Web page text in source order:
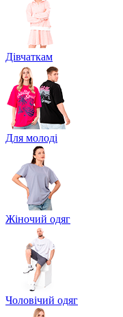
Дівчаткам
Для молоді
Жіночий одяг
Чоловічий одяг